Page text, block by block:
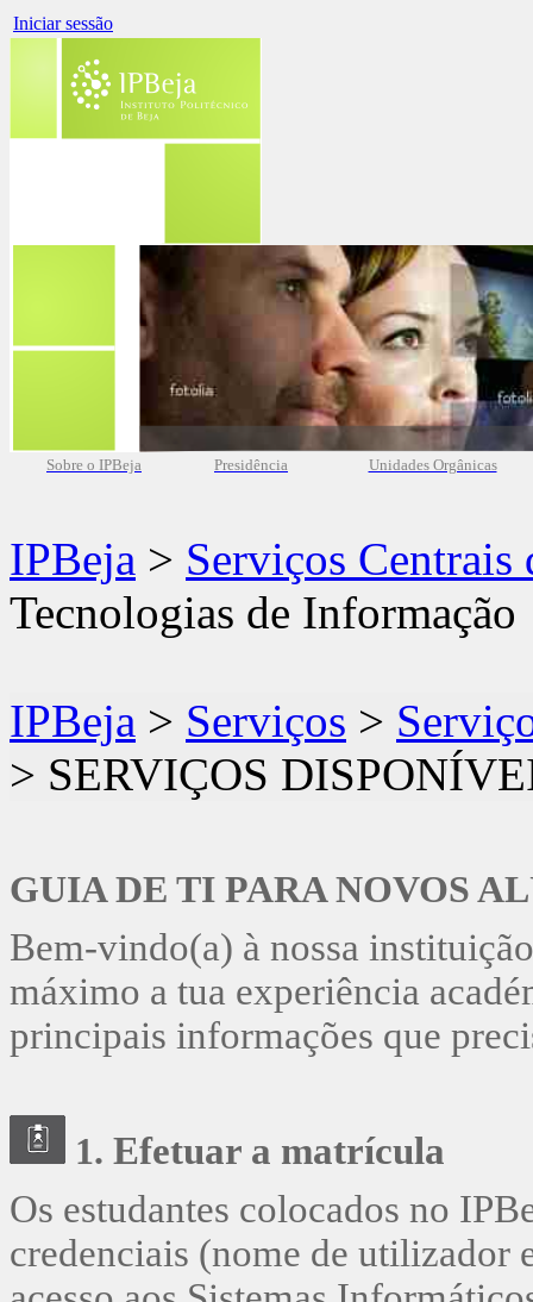
Iniciar sessão
Sobre o IPBeja Presidência Unidades Orgânicas
IPBeja > Serviços Centrais
Tecnologias de Informação
IPBeja > Serviços >
> SERVIÇOS
GUIA DE TI PARA NOVOS
Bem-vindo(a) à nossa
máximo a tua experiência
principais informações que
1. Efetuar a matrícula
Os estudantes colocados no
credenciais (nome de utilizador